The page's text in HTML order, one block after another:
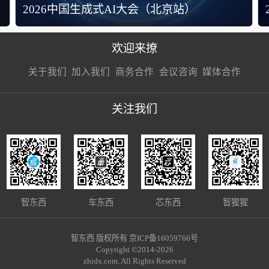
2025中国具身智能机器人大会
欢迎来撩
关于我们 加入我们
接扔简历
商务合作
接开聊
会议咨询 媒体合作
接开聊
关注我们
智东西 车东西 芯东西 智猩猩
智东西 版权所有 京ICP备16059766号
Copyright ©2014-2026
zhidx.com. All Rights Reserved